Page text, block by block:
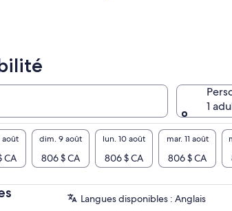
1
août
CA
dim. 9 août
806 $ CA
lun. 10 août
806 $ CA
mar. 11 août
806 $ CA
Langues disponibles : Anglais